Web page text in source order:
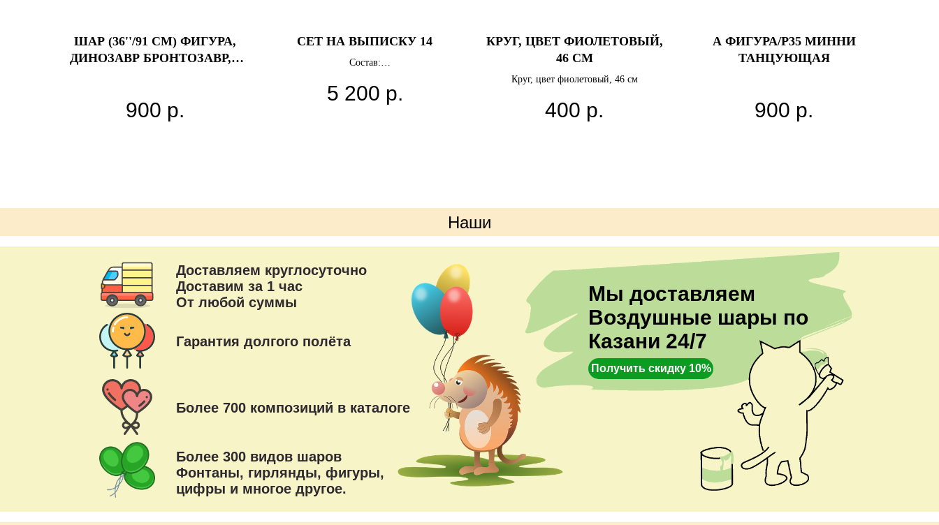
ШАР (36''/91 СМ) ФИГУРА,
ДИНОЗАВР БРОНТОЗАВР, 1
900 р.
СЕТ НА ВЫПИСКУ 14
Состав:
Фигура Ребенок
Сердце 81 см
Цвета можно выбрать любые.
5 200 р.
КРУГ, ЦВЕТ ФИОЛЕТОВЫЙ,
46 СМ
Круг, цвет фиолетовый, 46 см
400 р.
А ФИГУРА/P35 МИННИ
ТАНЦУЮЩАЯ
900 р.
Наши
преимущества
Мы доставляем
Воздушные шары по
Казани 24/7
Получить скидку 10%
Доставляем круглосуточно
Доставим за 1 час
От любой суммы
Гарантия долгого полёта
Более 700 композиций в каталоге
Более 300 видов шаров
Фонтаны, гирлянды, фигуры,
цифры и многое другое.